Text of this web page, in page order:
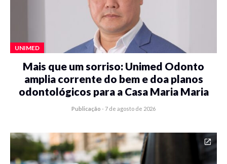
UNIMED
Mais que um sorriso: Unimed Odonto
amplia corrente do bem e doa planos
odontológicos para a Casa Maria Maria
Publicação - 7 de agosto de 2026